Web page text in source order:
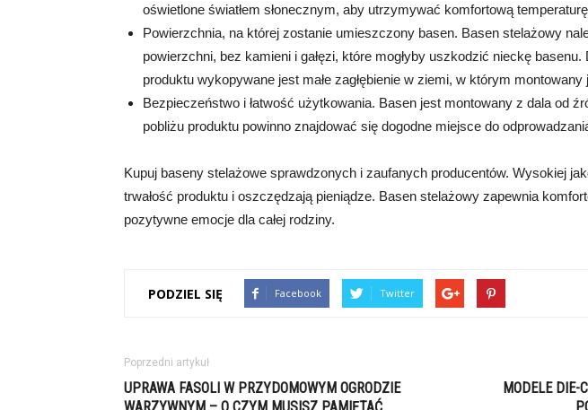
oświetlone światłem słonecznym, aby utrzymywać komfortową
Powierzchnia, na której zostanie umieszczony basen. Basen stelażowy
powierzchni, bez kamieni i gałęzi, które mogłyby uszkodzić nieckę
produktu wykopywane jest małe zagłębienie w ziemi, w którym montowany
Bezpieczeństwo i łatwość użytkowania. Basen jest montowany z dala od
pobliżu produktu powinno znajdować się dogodne miejsce do
Kupuj baseny stelażowe sprawdzonych i zaufanych producentów. Wysokiej
trwałość produktu i oszczędzają pieniądze. Basen stelażowy zapewnia
pozytywne emocje dla całej rodziny.
PODZIEL SIĘ Facebook Twitter
Poprzedni artykuł
UPRAWA FASOLI W PRZYDOMOWYM OGRODZIE
MODELE